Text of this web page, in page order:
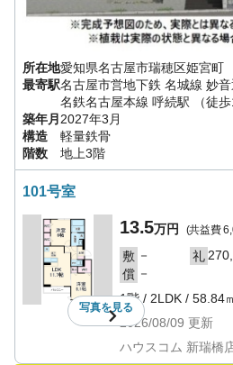
所在地愛知県名古屋市瑞穂区姫宮町
最寄駅名古屋市営地下鉄 名城線 妙
名鉄名古屋本線 呼続駅
（徒
築年月 2027年3月
構造
軽量鉄骨
階数
地上3階
101号室
写真を見る
13.5万円 (共益費
敷 － 礼
償 －
1階/ 2LDK / 58.84
2026/08/09 更新
ハウスコム 新瑞橋